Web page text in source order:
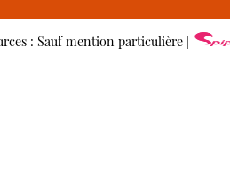
: Sauf mention particulière |